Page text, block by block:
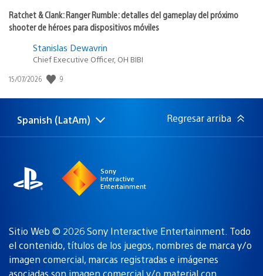
Ratchet & Clank: Ranger Rumble: detalles del gameplay del próximo
shooter de héroes para dispositivos móviles
Stanislas Dewavrin
Chief Executive Officer, OH BIBI
Fecha
publicación:
15/07/2026 9
Elige
una
Región
actual:
Spanish (LatAm) Regresar arriba
Sony
Interactive
Entertainment
Sitio Web © 2026 Sony Interactive Entertainment. Todo
el contenido, títulos de los juegos, nombres de marca y/o
imagen comercial, marcas registradas e imágenes
asociadas son imagen comercial y/o material con